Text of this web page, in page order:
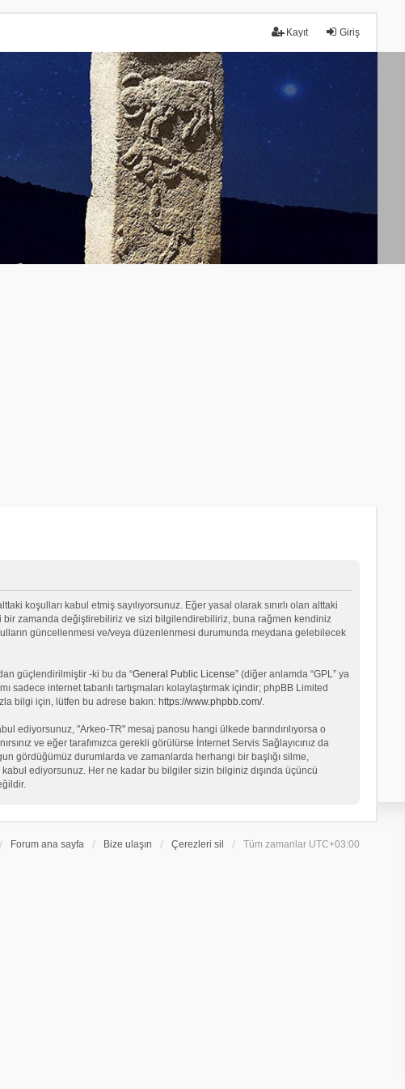
Giriş
Kayıt
koşulları kabul etmiş sayılıyorsunuz. Eğer yasal olarak sınırlı olan alttaki
bir zamanda değiştirebiliriz ve sizi bilgilendirebiliriz, buna rağmen kendiniz
güncellenmesi ve/veya düzenlenmesi durumunda meydana gelebilecek
güçlendirilmiştir -ki bu da “General Public License” (diğer anlamda “GPL” ya
sadece internet tabanlı tartışmaları kolaylaştırmak içindir; phpBB Limited
bilgi için, lütfen bu adrese bakın: https://www.phpbb.com/.
ediyorsunuz, "Arkeo-TR" mesaj panosu hangi ülkede barındırılıyorsa o
ve eğer tarafımızca gerekli görülürse İnternet Servis Sağlayıcınız da
gördüğümüz durumlarda ve zamanlarda herhangi bir başlığı silme,
ediyorsunuz. Her ne kadar bu bilgiler sizin bilginiz dışında üçüncü
Forum ana sayfa Bize ulaşın Çerezleri sil Tüm zamanlar UTC+03:00